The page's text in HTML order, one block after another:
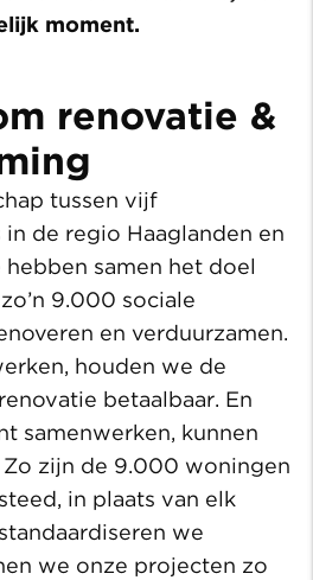
moment.
renovatie &
tussen vijf
de regio Haaglanden en
samen het doel
9.000 sociale
en verduurzamen.
houden we de
betaalbaar. En
samenwerken, kunnen
zijn de 9.000 woningen
in plaats van elk
we
we onze projecten zo